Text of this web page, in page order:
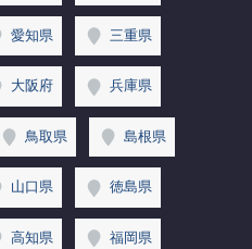
愛知県 三重県
大阪府 兵庫県
鳥取県 島根県
山口県 徳島県
高知県 福岡県